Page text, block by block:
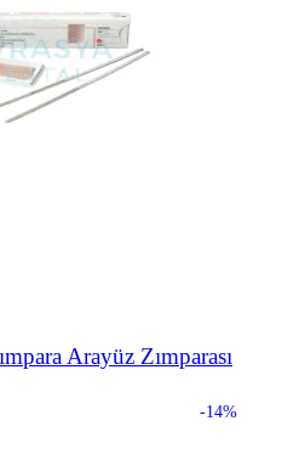
Arayüz Zımparası
-14%